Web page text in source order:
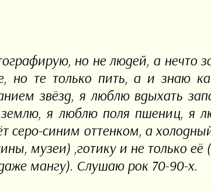
но не людей, а нечто
но те только пить, а и знаю
звёзд, я люблю вдыхать
землю, я люблю поля пшениц, я
серо-синим оттенком, а
музеи) ,готику и не только
мангу). Слушаю рок 70-90-х.